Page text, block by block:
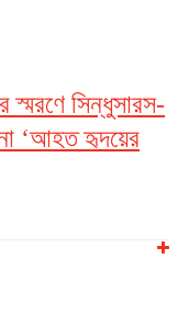
স্মরণে সিন্ধুসারস-
‘আহত হৃদয়ের